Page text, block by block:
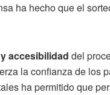
ha hecho que el
accesibilidad del
la confianza de
ha permitido que